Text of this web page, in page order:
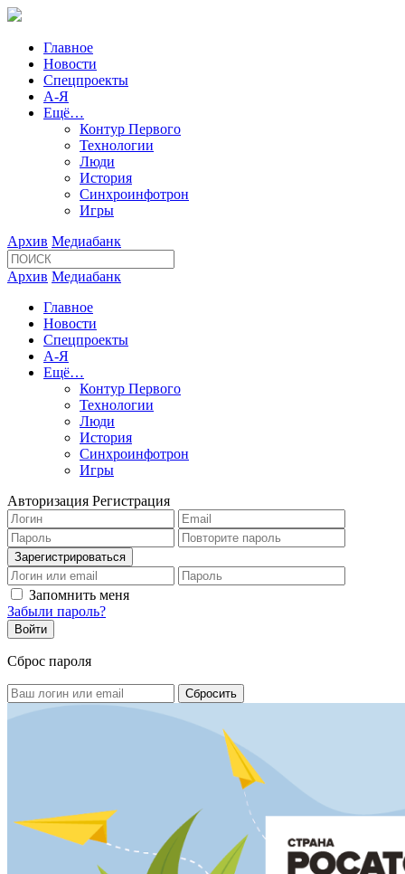
Главное
Новости
Спецпроекты
А-Я
Ещё…
Контур Первого
Технологии
Люди
История
Синхроинфотрон
Игры
Архив Медиабанк
Архив Медиабанк
Главное
Новости
Спецпроекты
А-Я
Ещё…
Контур Первого
Технологии
Люди
История
Синхроинфотрон
Игры
Авторизация Регистрация
Запомнить меня
Забыли пароль?
Сброс пароля